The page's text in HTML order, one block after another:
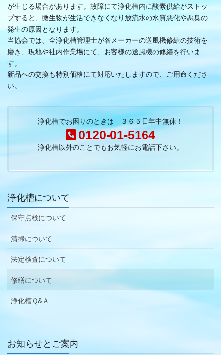
が生じる場合があります。故障にて浄化槽内に酸素供給がストッ
プすると、微生物が生活できなくなり放流水の水質悪化や悪臭の
発生の原因となります。
当協会では、全浄化槽管理士が各メーカーの送風機修繕の技術を
磨き、現地や社内作業場にて、お客様の送風機の修繕を行いま
す。
新品への交換も特別価格にて対応いたしますので、ご用命くださ
い。
浄化槽でお困りのときは ３６５日年中無休！
0120-01-5164
浄化槽以外のことでもお気軽にお電話下さい。
浄化槽について
保守点検について
清掃について
法定検査について
修繕について
浄化槽Ｑ&Ａ
お知らせとご案内